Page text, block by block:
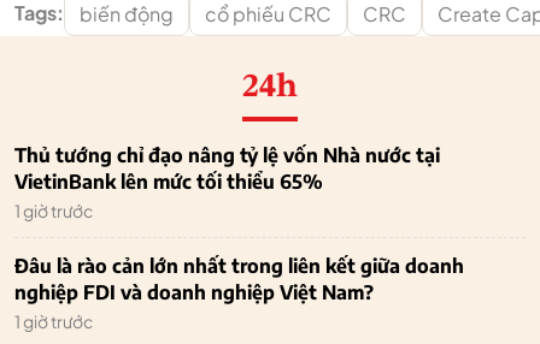
Tags: biến động cổ phiếu CRC CRC Create
24h
Thủ tướng chỉ đạo nâng tỷ lệ vốn Nhà nước tại
VietinBank lên mức tối thiểu 65%
1 giờ trước
Đâu là rào cản lớn nhất trong liên kết giữa doanh
nghiệp FDI và doanh nghiệp Việt Nam?
1 giờ trước